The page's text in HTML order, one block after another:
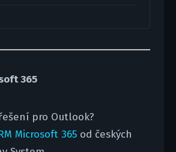
365
pro Outlook?
Microsoft 365od českých